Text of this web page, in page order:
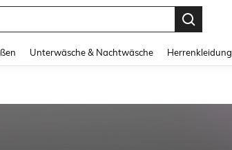
Unterwäsche & Nachtwäsche Herrenkleidung